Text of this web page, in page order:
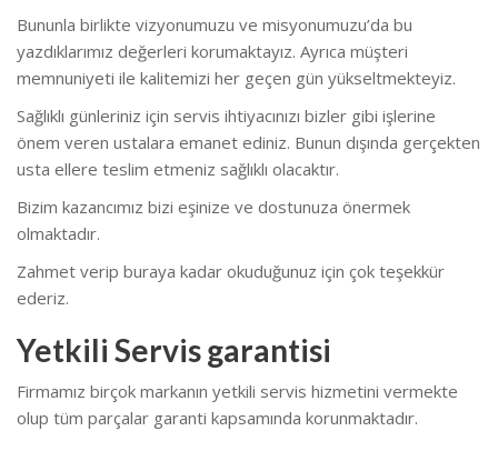
Bununla birlikte vizyonumuzu ve misyonumuzu’da bu
yazdıklarımız değerleri korumaktayız. Ayrıca müşteri
memnuniyeti ile kalitemizi her geçen gün yükseltmekteyiz.
Sağlıklı günleriniz için servis ihtiyacınızı bizler gibi işlerine
önem veren ustalara emanet ediniz. Bunun dışında gerçekten
usta ellere teslim etmeniz sağlıklı olacaktır.
Bizim kazancımız bizi eşinize ve dostunuza önermek
olmaktadır.
Zahmet verip buraya kadar okuduğunuz için çok teşekkür
ederiz.
Yetkili Servis garantisi
Firmamız birçok markanın yetkili servis hizmetini vermekte
olup tüm parçalar garanti kapsamında korunmaktadır.